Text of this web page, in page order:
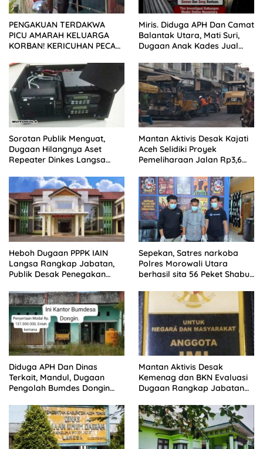
PENGAKUAN TERDAKWA
PICU AMARAH KELUARGA
KORBAN! KERICUHAN PECAH
DITUNDA
Miris. Diduga APH Dan Camat
Balantak Utara, Mati Suri,
Dugaan Anak Kades Jual
Sorotan Publik Menguat,
Dugaan Hilangnya Aset
Repeater Dinkes Langsa
Mantan Aktivis Desak Kajati
Aceh Selidiki Proyek
Pemeliharaan Jalan Rp3,6
Heboh Dugaan PPPK IAIN
Langsa Rangkap Jabatan,
Publik Desak Penegakan
Sepekan, Satres narkoba
Polres Morowali Utara
berhasil sita 56 Peket Shabu
pelaku
Diduga APH Dan Dinas
Terkait, Mandul, Dugaan
Pengolah Bumdes Dongin
Program Pemerintah.
Mantan Aktivis Desak
Kemenag dan BKN Evaluasi
Dugaan Rangkap Jabatan